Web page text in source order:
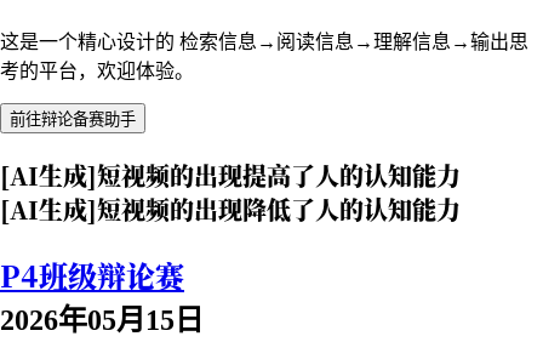
这是一个精心设计的 检索信息→阅读信息→理解信息→输出思
考的平台，欢迎体验。
前往辩论备赛助手
[AI生成]短视频的出现提高了人的认知能力
[AI生成]短视频的出现降低了人的认知能力
P4班级辩论赛
2026年05月15日